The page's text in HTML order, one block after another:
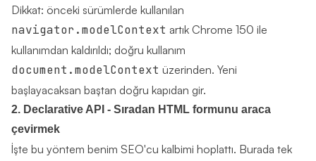
Dikkat: önceki sürümlerde kullanılan
navigator.modelContext artık Chrome 150 ile
kullanımdan kaldırıldı; doğru kullanım
document.modelContext üzerinden. Yeni
başlayacaksan baştan doğru kapıdan gir.
2. Declarative API - Sıradan HTML formunu araca
çevirmek
İşte bu yöntem benim SEO'cu kalbimi hoplattı. Burada tek